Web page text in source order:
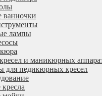
ванночки
лампы
и маникюрных
для педикюрных кресел